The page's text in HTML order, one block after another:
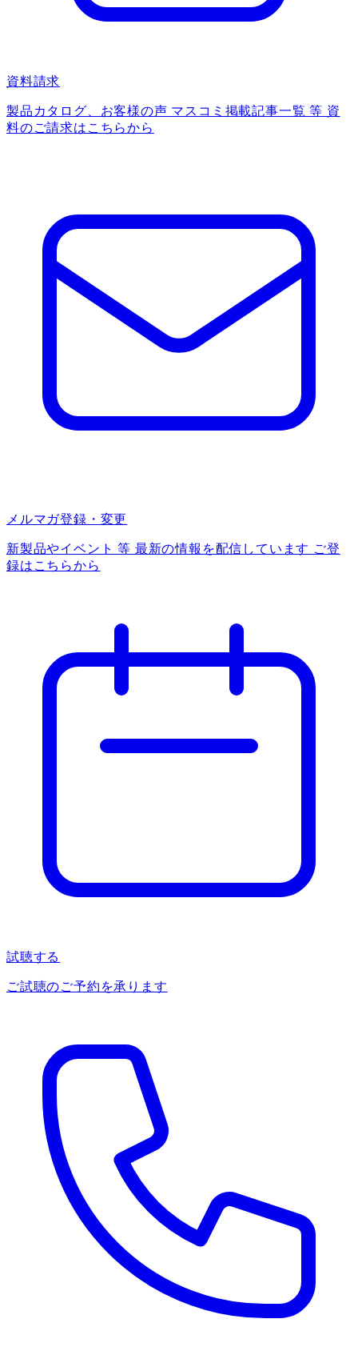
資料請求
製品カタログ、お客様の声 マスコミ掲載記事一覧 等 資
料のご請求はこちらから
メルマガ登録・変更
新製品やイベント 等 最新の情報を配信しています ご登
録はこちらから
試聴する
ご試聴のご予約を承ります